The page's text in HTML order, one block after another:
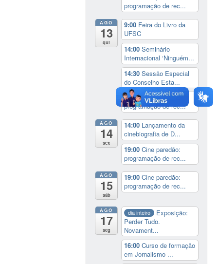
programação de rec...
AGO
13
qui
9:00 Feira do Livro da
UFSC
14:00Seminário
Internacional ‘Ninguém...
14:30Sessão Especial
do Conselho Esta...
19:00 Cine paredão:
programação de rec...
AGO
14
sex
14:00 Lançamento da
cinebiografia de D...
19:00Cine paredão:
programação de rec...
AGO
15
sáb
19:00Cine paredão:
programação de rec...
AGO
17
seg
dia inteiro
Exposição:
Perder Tudo.
Novament...
16:00Curso de formação
em Jornalismo ...